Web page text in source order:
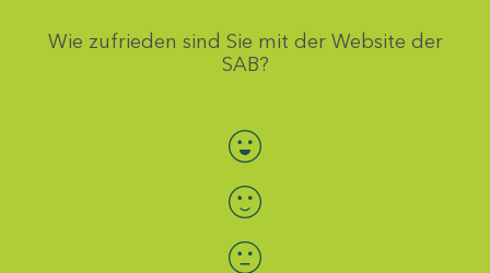
Wie zufrieden sind Sie mit der Website der
SAB?
Bewertung auswählen